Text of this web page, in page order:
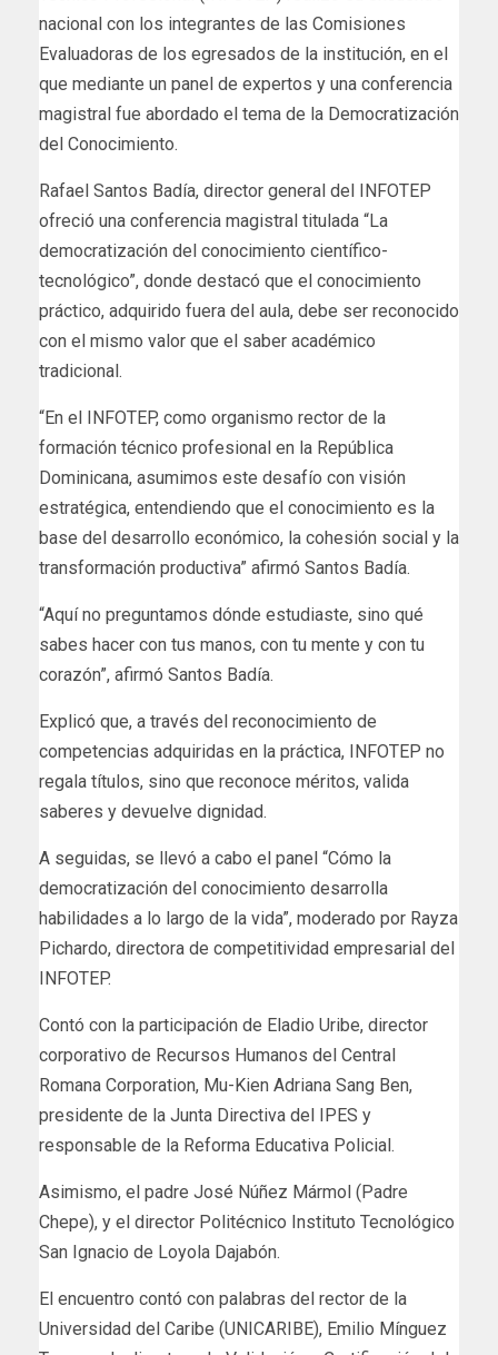
nacional con los integrantes de las Comisiones
Evaluadoras de los egresados de la institución, en el
que mediante un panel de expertos y una conferencia
magistral fue abordado el tema de la Democratización
del Conocimiento.
Rafael Santos Badía, director general del INFOTEP
ofreció una conferencia magistral titulada “La
democratización del conocimiento científico-
tecnológico”, donde destacó que el conocimiento
práctico, adquirido fuera del aula, debe ser reconocido
con el mismo valor que el saber académico
tradicional.
“En el INFOTEP, como organismo rector de la
formación técnico profesional en la República
Dominicana, asumimos este desafío con visión
estratégica, entendiendo que el conocimiento es la
base del desarrollo económico, la cohesión social y la
transformación productiva” afirmó Santos Badía.
“Aquí no preguntamos dónde estudiaste, sino qué
sabes hacer con tus manos, con tu mente y con tu
corazón”, afirmó Santos Badía.
Explicó que, a través del reconocimiento de
competencias adquiridas en la práctica, INFOTEP no
regala títulos, sino que reconoce méritos, valida
saberes y devuelve dignidad.
A seguidas, se llevó a cabo el panel “Cómo la
democratización del conocimiento desarrolla
habilidades a lo largo de la vida”, moderado por Rayza
Pichardo, directora de competitividad empresarial del
INFOTEP.
Contó con la participación de Eladio Uribe, director
corporativo de Recursos Humanos del Central
Romana Corporation, Mu-Kien Adriana Sang Ben,
presidente de la Junta Directiva del IPES y
responsable de la Reforma Educativa Policial.
Asimismo, el padre José Núñez Mármol (Padre
Chepe), y el director Politécnico Instituto Tecnológico
San Ignacio de Loyola Dajabón.
El encuentro contó con palabras del rector de la
Universidad del Caribe (UNICARIBE), Emilio Mínguez